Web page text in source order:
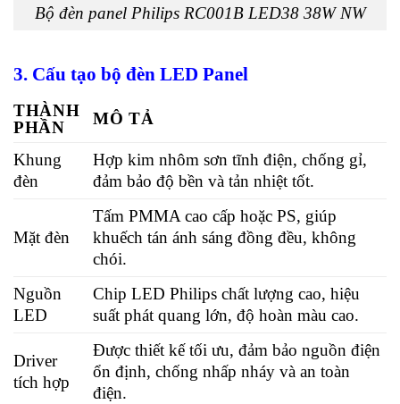
Bộ đèn panel Philips RC001B LED38 38W NW
3. Cấu tạo bộ đèn LED Panel
THÀNH
PHẦN
MÔ TẢ
Khung
đèn
Hợp kim nhôm sơn tĩnh điện, chống gỉ,
đảm bảo độ bền và tản nhiệt tốt.
Mặt đèn
Tấm PMMA cao cấp hoặc PS, giúp
khuếch tán ánh sáng đồng đều, không
chói.
Nguồn
LED
Chip LED Philips chất lượng cao, hiệu
suất phát quang lớn, độ hoàn màu cao.
Driver
tích hợp
Được thiết kế tối ưu, đảm bảo nguồn điện
ổn định, chống nhấp nháy và an toàn
điện.